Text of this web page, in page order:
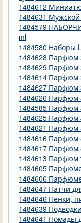
1484612
1484631
1484579
ml
1484580 Наборы
1484628 Парфюм
1484629 Парфюм
1484614 Парфюм
1484627 Парфюм
1484626 Парфюм
1484585 Парфюм
1484625 Парфюм
1484621 Парфюм
1484616 Парфюм
1484617 Парфюм
1484613 Парфюм
1484605
1484606
1484647 Патчи
1484646 Пенки,
1484639
1484641 Помады